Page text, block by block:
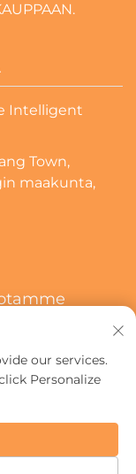
Intelligent
Town,
maakunta,
Tilaa
our services.
Personalize